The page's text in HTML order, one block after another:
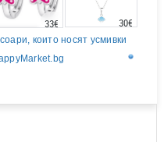
33€ 30€
които носят усмивки